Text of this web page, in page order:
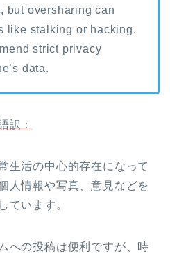
but oversharing can
like stalking or hacking.
strict privacy
data.
訳：
生活の中心的存在になって
人情報や写真、意見などを
ています。
への投稿は便利ですが、時